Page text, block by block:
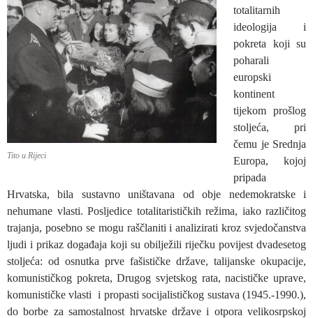
Tito u Rijeci
totalitarnih
ideologija i
pokreta koji su
poharali
europski
kontinent
tijekom prošlog
stoljeća, pri
čemu je Srednja
Europa, kojoj
pripada
Hrvatska, bila sustavno uništavana od obje nedemokratske i
nehumane vlasti. Posljedice totalitarističkih režima, iako različitog
trajanja, posebno se mogu raščlaniti i analizirati kroz svjedočanstva
ljudi i prikaz događaja koji su obilježili riječku povijest dvadesetog
stoljeća: od osnutka prve fašističke države, talijanske okupacije,
komunističkog pokreta, Drugog svjetskog rata, nacističke uprave,
komunističke vlasti i propasti socijalističkog sustava (1945.-1990.),
do borbe za samostalnost hrvatske države i otpora velikosrpskoj